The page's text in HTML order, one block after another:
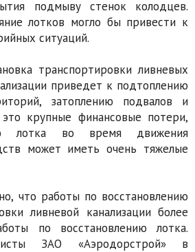
подмыву стенок колодцев.
лотков могло бы привести к
ситуаций.
транспортировки ливневых
приведет к подтоплению
затоплению подвалов и
крупные финансовые потери,
лотка во время движения
может иметь очень тяжелые
что работы по восстановлению
ливневой канализации более
по восстановлению лотка.
ЗАО «Аэродорстрой» в